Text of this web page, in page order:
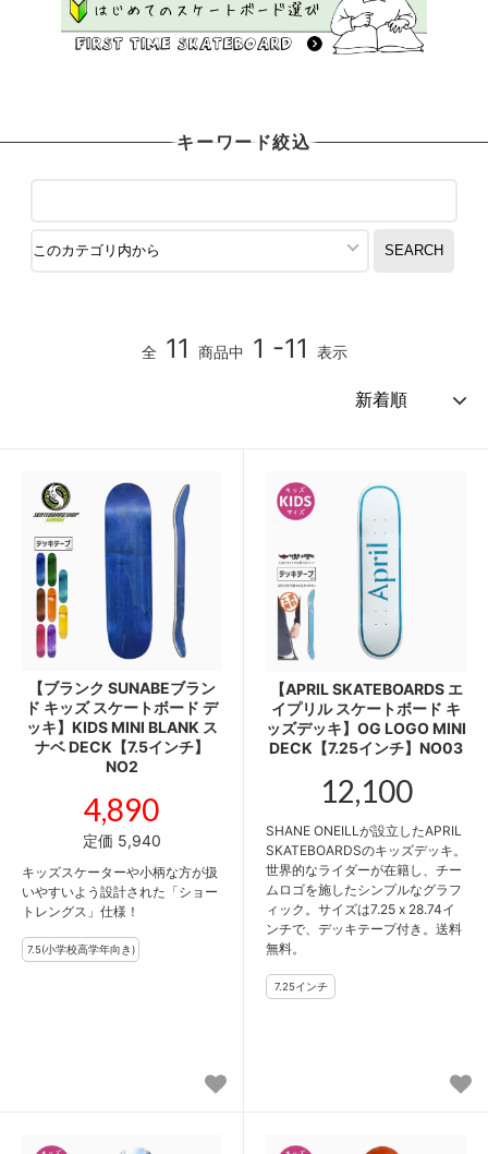
キーワード絞込
全 11 商品中 1 -11 表示
【ブランク SUNABEブラン
ド キッズ スケートボード デ
ッキ】KIDS MINI BLANK ス
ナベ DECK【7.5インチ】
NO2
4,890
定価 5,940
キッズスケーターや小柄な方が扱
いやすいよう設計された「ショー
トレングス」仕様！
【APRIL SKATEBOARDS エ
イプリル スケートボード キ
ッズデッキ】OG LOGO MINI
DECK【7.25インチ】NO03
12,100
SHANE ONEILLが設立したAPRIL
SKATEBOARDSのキッズデッキ。
世界的なライダーが在籍し、チー
ムロゴを施したシンプルなグラフ
ィック。サイズは7.25 x 28.74イ
ンチで、デッキテープ付き。送料
無料。